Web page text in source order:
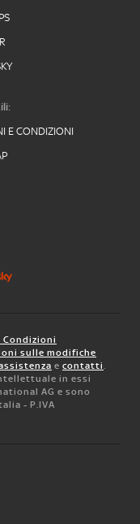
E CONDIZIONI
Condizioni
sulle modifiche
e contatti.
in essi
AG e sono
- P.IVA